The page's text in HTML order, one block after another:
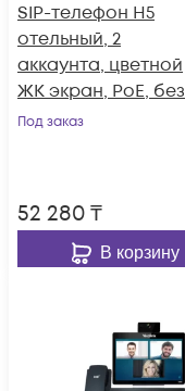
SIP-телефон H5
отельный, 2
аккаунта, цветной
ЖК экран, PoE, без
б/п
Под заказ
52 280₸
В корзину